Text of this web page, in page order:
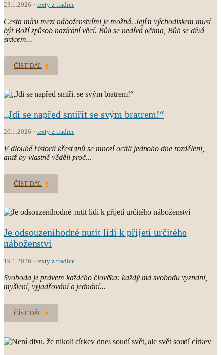
23.1.2026 texty z tradice
Cesta míru mezi náboženstvími je možná. Jejím východiskem musí
být Boží způsob nazírání věcí. Bůh se nedívá očima, Bůh se dívá
srdcem...
ČÍST DÁL
„Jdi se napřed smířit se svým bratrem!“
20.1.2026 texty z tradice
V dlouhé historii křesťanů se mnozí ocitli jednoho dne rozděleni,
aniž by vlastně věděli proč...
ČÍST DÁL
Je odsouzeníhodné nutit lidi k přijetí určitého
náboženství
19.1.2026 texty z tradice
Svoboda je právem každého člověka: každý má svobodu vyznání,
myšlení, vyjadřování a jednání...
ČÍST DÁL